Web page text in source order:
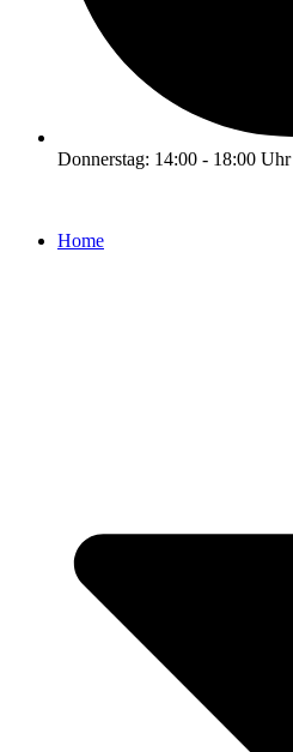
Donnerstag: 14:00 - 18:00 Uhr
Home